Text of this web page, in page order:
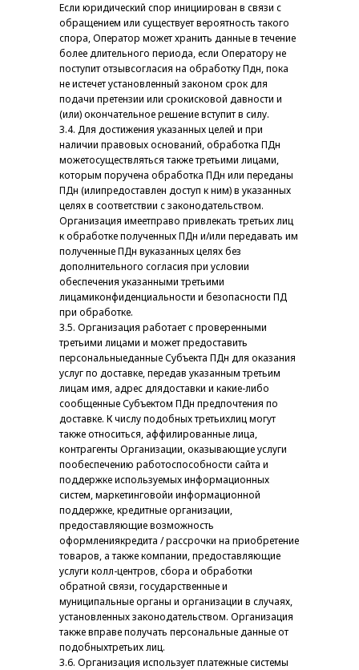
Если юридический спор инициирован в связи с
обращением или существует вероятность такого
спора, Оператор может хранить данные в течение
более длительного периода, если Оператору не
поступит отзывсогласия на обработку Пдн, пока
не истечет установленный законом срок для
подачи претензии или срокисковой давности и
(или) окончательное решение вступит в силу.
3.4. Для достижения указанных целей и при
наличии правовых оснований, обработка ПДн
можетосуществляться также третьими лицами,
которым поручена обработка ПДн или переданы
ПДн (илипредоставлен доступ к ним) в указанных
целях в соответствии с законодательством.
Организация имеетправо привлекать третьих лиц
к обработке полученных ПДн и/или передавать им
полученные ПДн вуказанных целях без
дополнительного согласия при условии
обеспечения указанными третьими
лицамиконфиденциальности и безопасности ПД
при обработке.
3.5. Организация работает с проверенными
третьими лицами и может предоставить
персональныеданные Субъекта ПДн для оказания
услуг по доставке, передав указанным третьим
лицам имя, адрес длядоставки и какие-либо
сообщенные Субъектом ПДн предпочтения по
доставке. К числу подобных третьихлиц могут
также относиться, аффилированные лица,
контрагенты Организации, оказывающие услуги
пообеспечению работоспособности сайта и
поддержке используемых информационных
систем, маркетинговойи информационной
поддержке, кредитные организации,
предоставляющие возможность
оформлениякредита / рассрочки на приобретение
товаров, а также компании, предоставляющие
услуги колл-центров, сбора и обработки
обратной связи, государственные и
муниципальные органы и организации в случаях,
установленных законодательством. Организация
также вправе получать персональные данные от
подобныхтретьих лиц.
3.6. Организация использует платежные системы